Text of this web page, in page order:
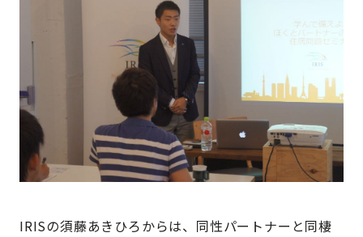
IRISの須藤あきひろからは、同性パートナーと同棲